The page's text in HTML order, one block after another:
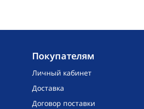
Покупателям
Личный кабинет
Доставка
Договор поставки